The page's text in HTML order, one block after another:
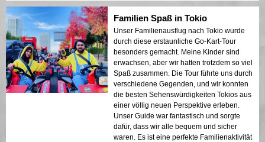
Familien Spaß in Tokio
Unser Familienausflug nach Tokio wurde
durch diese erstaunliche Go-Kart-Tour
besonders gemacht. Meine Kinder sind
erwachsen, aber wir hatten trotzdem so viel
Spaß zusammen. Die Tour führte uns durch
verschiedene Gegenden, und wir konnten
die besten Sehenswürdigkeiten Tokios aus
einer völlig neuen Perspektive erleben.
Unser Guide war fantastisch und sorgte
dafür, dass wir alle bequem und sicher
waren. Es ist eine perfekte Familienaktivität